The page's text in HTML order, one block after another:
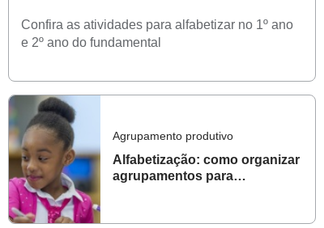
Confira as atividades para alfabetizar no 1º ano
e 2º ano do fundamental
Agrupamento produtivo
Alfabetização: como organizar
agrupamentos para